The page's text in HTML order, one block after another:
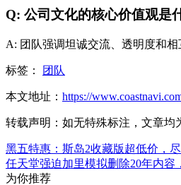
Q: 公司文化的核心价值观是
A: 团队强调坦诚交流、透明度和
标签： 团队
本文地址： https://
转载声明： 如无特殊标注，文章均
黑五特惠：斯岛2收藏版超低价，
任天堂强迫加里模拟删除20年内容
为你推荐